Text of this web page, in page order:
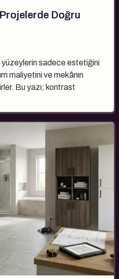
Doğru
sadece estetiğini
maliyetini ve mekânın
Bu yazı; kontrast